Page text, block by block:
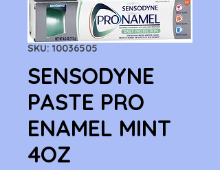
SKU: 10036505
SENSODYNE
PASTE PRO
ENAMEL MINT
4OZ